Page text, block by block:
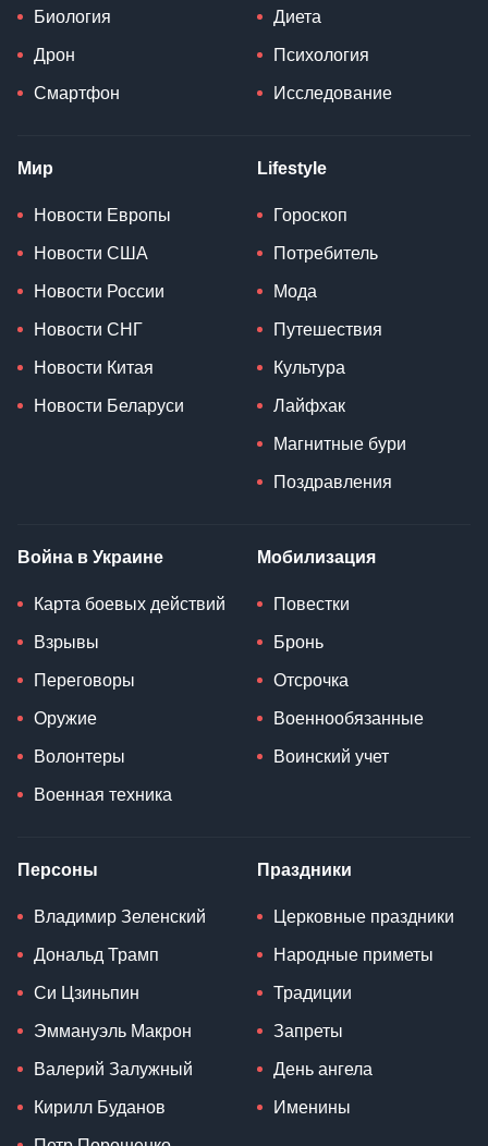
Биология
Дрон
Смартфон
Диета
Психология
Исследование
Мир
Новости Европы
Новости США
Новости России
Новости СНГ
Новости Китая
Новости Беларуси
Lifestyle
Гороскоп
Потребитель
Мода
Путешествия
Культура
Лайфхак
Магнитные бури
Поздравления
Война в Украине
Карта боевых действий
Взрывы
Переговоры
Оружие
Волонтеры
Военная техника
Мобилизация
Повестки
Бронь
Отсрочка
Военнообязанные
Воинский учет
Персоны
Владимир Зеленский
Дональд Трамп
Си Цзиньпин
Эммануэль Макрон
Валерий Залужный
Кирилл Буданов
Праздники
Церковные праздники
Народные приметы
Традиции
Запреты
День ангела
Именины